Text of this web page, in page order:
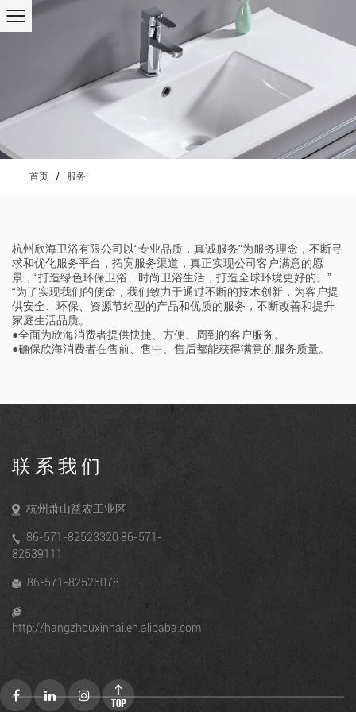
首页 / 服务
杭州欣海卫浴有限公司以“专业品质，真诚服务”为服务理念，不断寻
求和优化服务平台，拓宽服务渠道，真正实现公司客户满意的愿
景，“打造绿色环保卫浴、时尚卫浴生活，打造全球环境更好的。”
“为了实现我们的使命，我们致力于通过不断的技术创新，为客户提
供安全、环保、资源节约型的产品和优质的服务，不断改善和提升
家庭生活品质。
●全面为欣海消费者提供快捷、方便、周到的客户服务。
●确保欣海消费者在售前、售中、售后都能获得满意的服务质量。
联系我们
杭州萧山益农工业区
86-571-82523320 86-571-
82539111
86-571-82525078
http://hangzhouxinhai.en.alibaba.com